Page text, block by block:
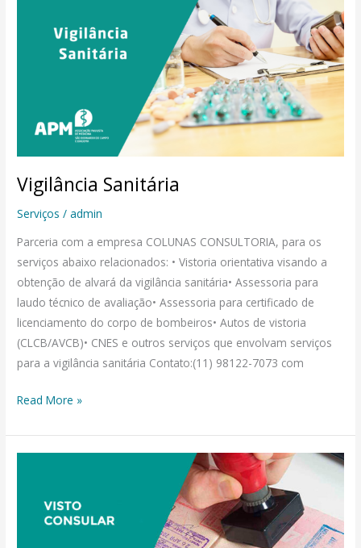
Vigilância Sanitária
Serviços /admin
Parceria com a empresa COLUNAS CONSULTORIA, para os
serviços abaixo relacionados: • Vistoria orientativa visando a
obtenção de alvará da vigilância sanitária• Assessoria para
laudo técnico de avaliação• Assessoria para certificado de
licenciamento do corpo de bombeiros• Autos de vistoria
(CLCB/AVCB)• CNES e outros serviços que envolvam serviços
para a vigilância sanitária Contato:(11) 98122-7073 com
Read More »